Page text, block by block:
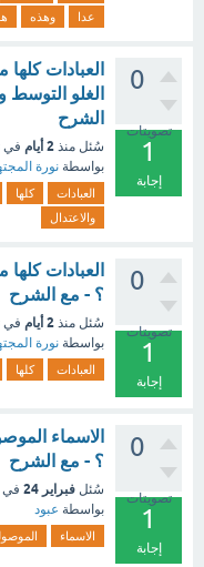
عدا
وهذه
0
تصويتات
1
إجابة
الغلو التوسط
الشرح
سُئل منذ 2 أيام في
بواسطة نورة
العبادات كلها
والاعتدال
0
تصويتات
1
إجابة
؟ - مع الشرح
سُئل منذ 2 أيام في
بواسطة نورة
العبادات كلها
0
تصويتات
1
إجابة
الاسماء
؟ - مع الشرح
سُئل فبراير 24 في
بواسطة عبود
الاسماء